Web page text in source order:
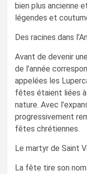
bien plus ancienne
légendes et
Des racines dans
Avant de devenir
de l’année
appelées les
fêtes étaient liées
nature. Avec
progressivement
fêtes chrétiennes.
Le martyr de Saint
La fête tire son